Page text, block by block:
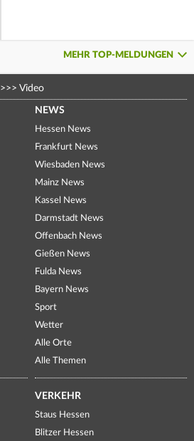
MEHR TOP-MELDUNGEN
>>> Video
NEWS
Hessen News
Frankfurt News
Wiesbaden News
Mainz News
Kassel News
Darmstadt News
Offenbach News
Gießen News
Fulda News
Bayern News
Sport
Wetter
Alle Orte
Alle Themen
VERKEHR
Staus Hessen
Blitzer Hessen